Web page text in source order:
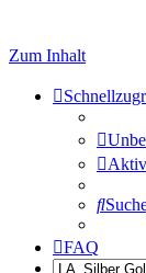
Zum Inhalt
FAQ